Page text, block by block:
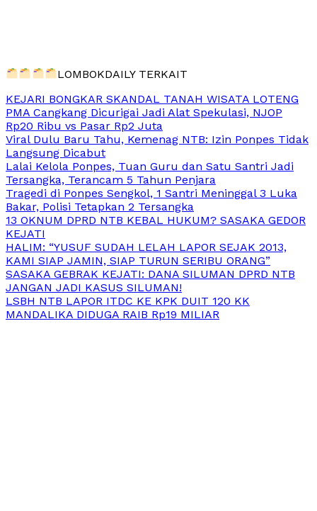
LOMBOKDAILY TERKAIT
KEJARI BONGKAR SKANDAL TANAH WISATA LOTENG
PMA Cangkang Dicurigai Jadi Alat Spekulasi, NJOP
Rp20 Ribu vs Pasar Rp2 Juta
Viral Dulu Baru Tahu, Kemenag NTB: Izin Ponpes Tidak
Langsung Dicabut
Lalai Kelola Ponpes, Tuan Guru dan Satu Santri Jadi
Tersangka, Terancam 5 Tahun Penjara
Tragedi di Ponpes Sengkol, 1 Santri Meninggal 3 Luka
Bakar, Polisi Tetapkan 2 Tersangka
13 OKNUM DPRD NTB KEBAL HUKUM? SASAKA GEDOR
KEJATI
HALIM: “YUSUF SUDAH LELAH LAPOR SEJAK 2013,
KAMI SIAP JAMIN, SIAP TURUN SERIBU ORANG”
SASAKA GEBRAK KEJATI: DANA SILUMAN DPRD NTB
JANGAN JADI KASUS SILUMAN!
LSBH NTB LAPOR ITDC KE KPK DUIT 120 KK
MANDALIKA DIDUGA RAIB Rp19 MILIAR